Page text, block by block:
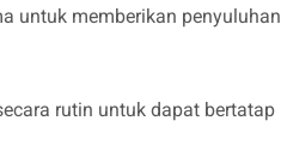
untuk memberikan
rutin untuk dapat